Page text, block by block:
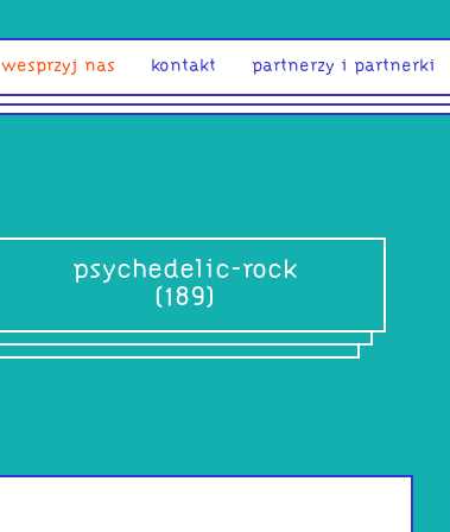
wesprzyj nas kontakt partnerzy i partnerki
psychedelic-rock
(189)